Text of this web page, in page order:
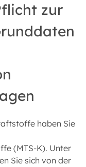
zur
haben Sie
(MTS-K). Unter
Sie sich von der